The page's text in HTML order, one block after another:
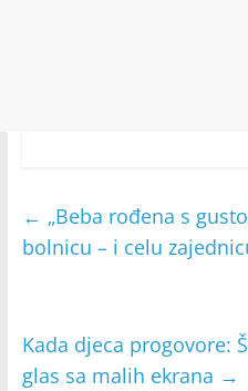
← „Beba rođena s
bolnicu – i celu
Kada djeca progovore:
glas sa malih ekrana →